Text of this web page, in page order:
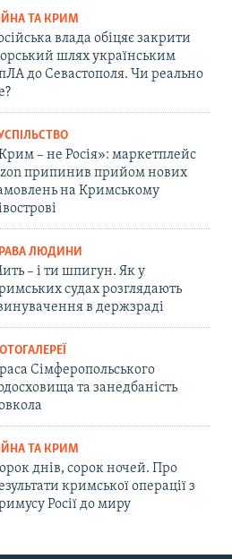
ТА КРИМ
влада обіцяє закрити
шлях українським
до Севастополя. Чи реально
– не Росія»: маркетплейс
припинив прийом нових
на Кримському
ЛЮДИНИ
– і ти шпигун. Як у
судах розглядають
в держзраді
Сімферопольського
та занедбаність
ТА КРИМ
днів, сорок ночей. Про
кримської операції з
Росії до миру